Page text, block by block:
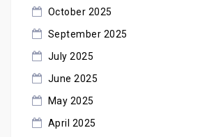
October 2025
September 2025
July 2025
June 2025
May 2025
April 2025